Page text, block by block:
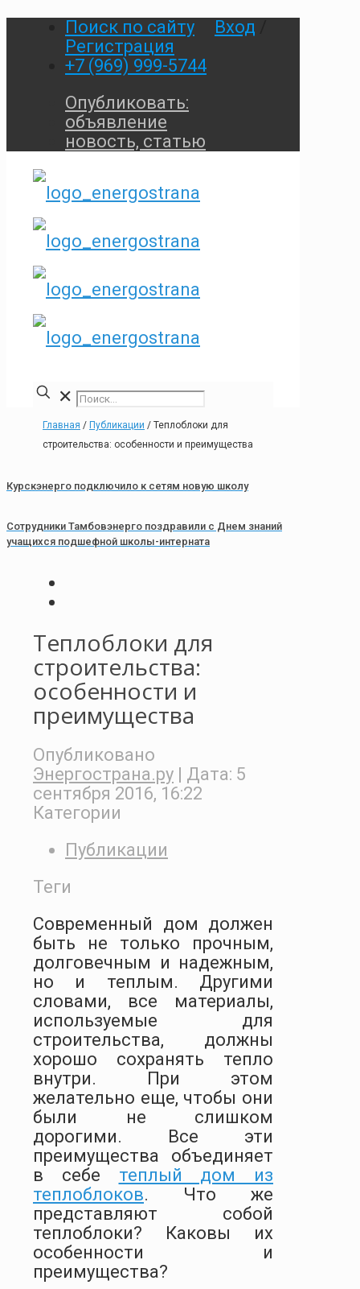
Поиск по сайту Вход
Регистрация
+7 (969) 999-5744
Опубликовать:
объявление
новость, статью
✕
Главная / Публикации / Теплоблоки для
строительства: особенности и преимущества
Курскэнерго подключило к сетям новую школу
Сотрудники Тамбовэнерго поздравили с Днем знаний
учащихся подшефной школы-интерната
Теплоблоки для
строительства:
особенности и
преимущества
Опубликовано
Энергострана.ру
| Дата: 5
сентября 2016, 16:22
Категории
Публикации
Теги
Современный дом должен
быть не только прочным,
долговечным и надежным,
но и теплым. Другими
словами, все материалы,
используемые для
строительства, должны
хорошо сохранять тепло
внутри. При этом
желательно еще, чтобы они
были не слишком
дорогими. Все эти
преимущества объединяет
в себе теплый дом из
теплоблоков. Что же
представляют собой
теплоблоки? Каковы их
особенности и
преимущества?